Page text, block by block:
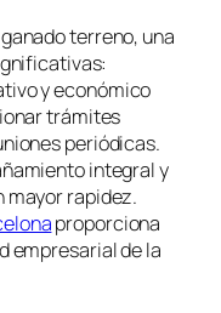
terreno, una
y económico
trámites
periódicas.
integral y
mayor rapidez.
proporciona
empresarial de la